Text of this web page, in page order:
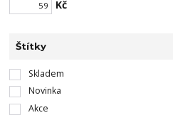
Kč
Štítky
Skladem
Novinka
Akce